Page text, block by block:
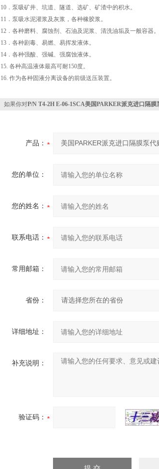
10．泵吸矿井、坑道、隧道、选矿、矿渣中的积水。
11．泵吸水泥灌浆及灰浆，各种橡胶浆。
12．各种磨料、腐蚀剂、石油及泥浆、清洗油垢及一般容器。
13．各种剧毒、易燃、易挥发液体。
14．各种强酸、强碱、强腐蚀液体。
15. 各种高温液体最高可耐150度。
16. 作为各种固液分离设备的前级送压装置。
如果你对P/N T4-2H E-06-1SCA美国PARKER派克进口隔膜
产品：
您的单位：
您的姓名：
联系电话：
常用邮箱：
省份：
详细地址：
补充说明：
验证码：